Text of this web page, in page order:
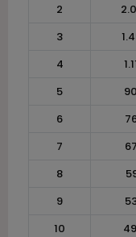
2
3
4
5
6
7
8
9
10